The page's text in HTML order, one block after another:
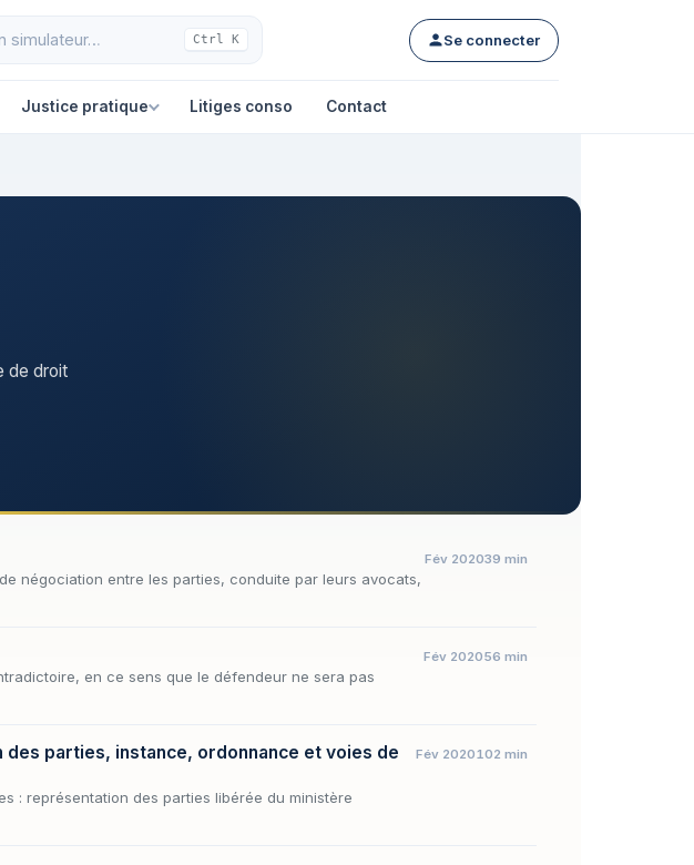
Ctrl K Se connecter
Justice pratique Litiges conso Contact
de droit
négociation entre les parties, conduite par leurs avocats,
Fév 202039 min
en ce sens que le défendeur ne sera pas
Fév 202056 min
parties, instance, ordonnance et voies de
: représentation des parties libérée du ministère
Fév 2020102 min